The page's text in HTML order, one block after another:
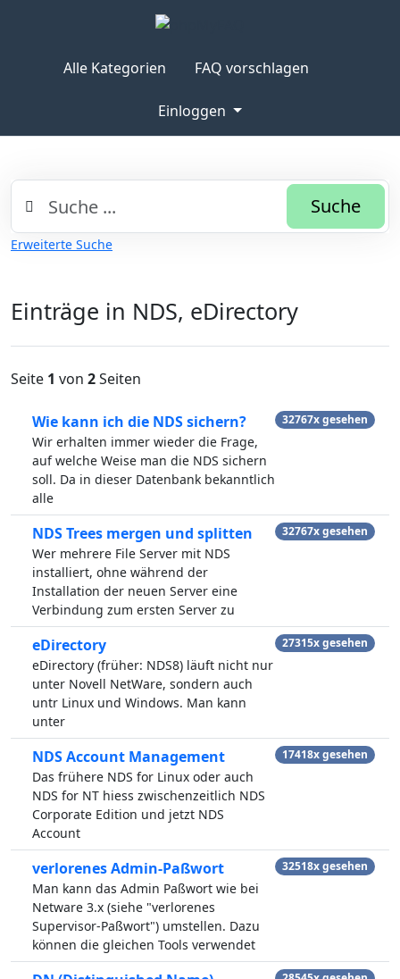
Alle Kategorien FAQ vorschlagen
Einloggen
Suche
Erweiterte Suche
Einträge in NDS, eDirectory
Seite 1 von 2Seiten
Wie kann ich die NDS sichern?
Wir erhalten immer wieder die Frage,
auf welche Weise man die NDS sichern
soll. Da in dieser Datenbank bekanntlich
alle
32767x gesehen
NDS Trees mergen und splitten
Wer mehrere File Server mit NDS
installiert, ohne während der
Installation der neuen Server eine
Verbindung zum ersten Server zu
32767x gesehen
eDirectory
eDirectory (früher: NDS8) läuft nicht nur
unter Novell NetWare, sondern auch
untr Linux und Windows. Man kann
unter
27315x gesehen
NDS Account Management
Das frühere NDS for Linux oder auch
NDS for NT hiess zwischenzeitlich NDS
Corporate Edition und jetzt NDS
Account
17418x gesehen
verlorenes Admin-Paßwort
Man kann das Admin Paßwort wie bei
Netware 3.x (siehe "verlorenes
Supervisor-Paßwort") umstellen. Dazu
können die gleichen Tools verwendet
32518x gesehen